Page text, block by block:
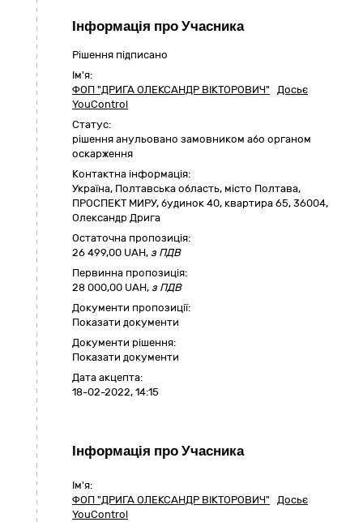
Інформація про Учасника
Рішення підписано
Ім'я:
ФОП "ДРИГА ОЛЕКСАНДР ВІКТОРОВИЧ" Досьє
YouControl
Статус:
pішення анульовано замовником або органом
оскарження
Контактна інформація:
Україна, Полтавська область, місто Полтава,
ПРОСПЕКТ МИРУ, будинок 40, квартира 65, 36004,
Олександр Дрига
Остаточна пропозиція:
26 499,00 UAH, з ПДВ
Первинна пропозиція:
28 000,00 UAH, з ПДВ
Документи пропозиції:
Показати документи
Документи рішення:
Показати документи
Дата акцепта:
18-02-2022, 14:15
Інформація про Учасника
Ім'я:
ФОП "ДРИГА ОЛЕКСАНДР ВІКТОРОВИЧ" Досьє
YouControl